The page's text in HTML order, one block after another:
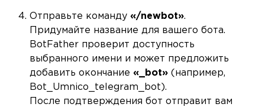
Отправьте команду «/newbot».
Придумайте название для вашего бота.
BotFather проверит доступность
выбранного имени и может предложить
добавить окончание «_bot» (например,
Bot_Umnico_telegram_bot).
После подтверждения бот отправит вам